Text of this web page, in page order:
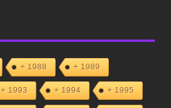
+ 1988 + 1989
+ 1993 + 1994 + 1995